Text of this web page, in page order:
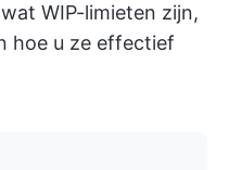
WIP-limieten zijn,
hoe u ze effectief